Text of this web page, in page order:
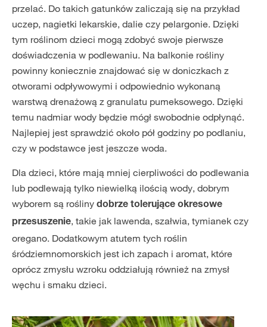
przelać. Do takich gatunków zaliczają się na przykład
uczep, nagietki lekarskie, dalie czy pelargonie. Dzięki
tym roślinom dzieci mogą zdobyć swoje pierwsze
doświadczenia w podlewaniu. Na balkonie rośliny
powinny koniecznie znajdować się w doniczkach z
otworami odpływowymi i odpowiednio wykonaną
warstwą drenażową z granulatu pumeksowego. Dzięki
temu nadmiar wody będzie mógł swobodnie odpłynąć.
Najlepiej jest sprawdzić około pół godziny po podlaniu,
czy w podstawce jest jeszcze woda.
Dla dzieci, które mają mniej cierpliwości do podlewania
lub podlewają tylko niewielką ilością wody, dobrym
wyborem są rośliny dobrze tolerujące okresowe
przesuszenie, takie jak lawenda, szałwia, tymianek czy
oregano. Dodatkowym atutem tych roślin
śródziemnomorskich jest ich zapach i aromat, które
oprócz zmysłu wzroku oddziałują również na zmysł
węchu i smaku dzieci.